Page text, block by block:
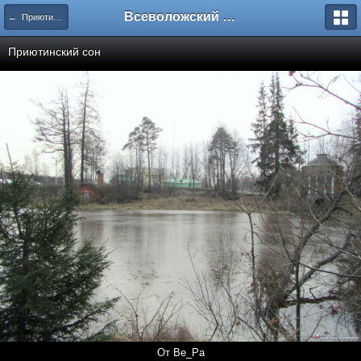
← Приютино. 24.12.2013. Это зима? Всеволожский форум
Приютинский сон
От Ве_Ра